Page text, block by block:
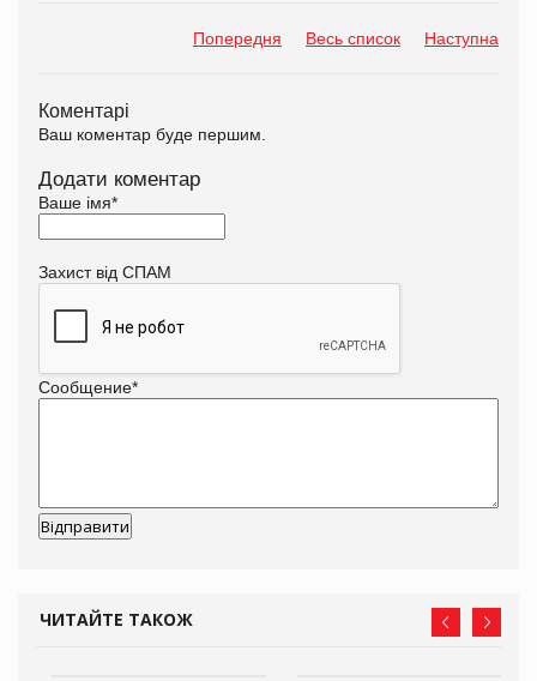
Попередня Весь список Наступна
Коментарі
Ваш коментар буде першим.
Додати коментар
Ваше імя*
Захист від СПАМ
Сообщение*
ЧИТАЙТЕ ТАКОЖ